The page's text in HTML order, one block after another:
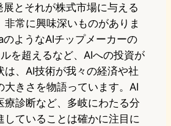
展とそれが株式市場に与える
非常に興味深いものがありま
ようなAIチップメーカーの
を超えるなど、AIへの投資が
は、AI技術が我々の経済や社
大きさを物語っています。AI
療診断など、多岐にわたる分
していることは確かに注目に